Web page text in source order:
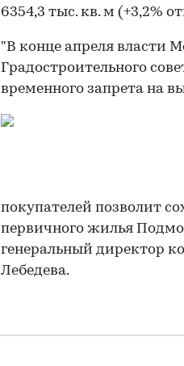
6354,3 тыс. кв. м (+3,2%
"В конце апреля власти
Градостроительного
временного запрета на
покупателей позволит
первичного жилья
генеральный директор
Лебедева.